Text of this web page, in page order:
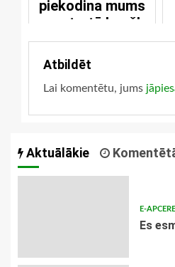
piekodina mums
ar ceturtā baušļa
apsolījumu?
Atbildēt
Lai komentētu, jums
Aktuālākie
E-
Es